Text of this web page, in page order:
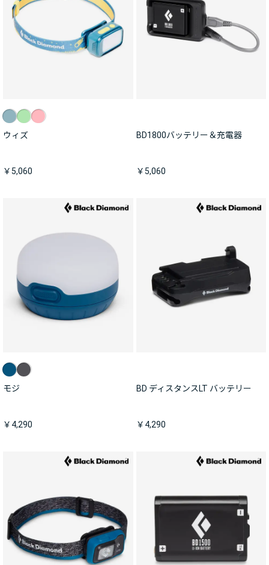
ウィズ
￥5,060
BD1800バッテリー＆充電器
￥5,060
モジ
￥4,290
BD ディスタンスLT バッテリー
￥4,290